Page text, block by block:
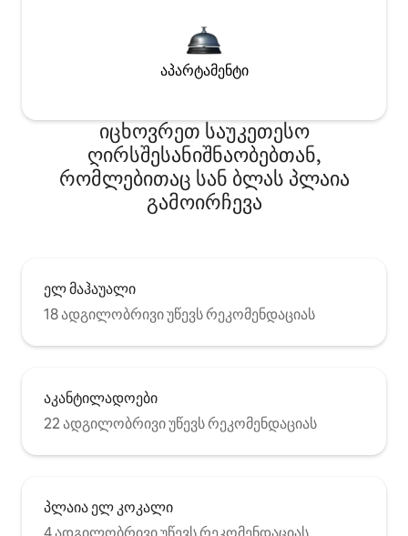
აპარტამენტი
იცხოვრეთ საუკეთესო
ღირსშესანიშნაობებთან,
რომლებითაც სან ბლას პლაია
გამოირჩევა
ელ მაჰაუალი
18 ადგილობრივი უწევს რეკომენდაციას
აკანტილადოები
22 ადგილობრივი უწევს რეკომენდაციას
პლაია ელ კოკალი